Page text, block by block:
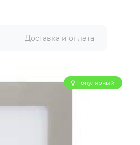
Доставка и оплата
Популярный